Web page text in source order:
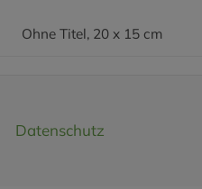
Ohne Titel, 20 x 15 cm
Datenschutz